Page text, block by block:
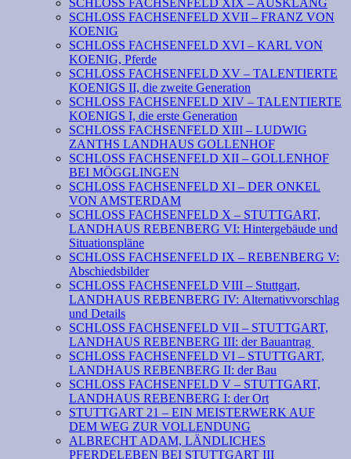
SCHLOSS FACHSENFELD XVII – FRANZ VON
KOENIG
SCHLOSS FACHSENFELD XVI – KARL VON
KOENIG, Pferde
SCHLOSS FACHSENFELD XV – TALENTIERTE
KOENIGS II, die zweite Generation
SCHLOSS FACHSENFELD XIV – TALENTIERTE
KOENIGS I, die erste Generation
SCHLOSS FACHSENFELD XIII – LUDWIG
ZANTHS LANDHAUS GOLLENHOF
SCHLOSS FACHSENFELD XII – GOLLENHOF
BEI MÖGGLINGEN
SCHLOSS FACHSENFELD XI – DER ONKEL
VON AMSTERDAM
SCHLOSS FACHSENFELD X – STUTTGART,
LANDHAUS REBENBERG VI: Hintergebäude und
Situationspläne
SCHLOSS FACHSENFELD IX – REBENBERG V:
Abschiedsbilder
SCHLOSS FACHSENFELD VIII – Stuttgart,
LANDHAUS REBENBERG IV: Alternativvorschlag
und Details
SCHLOSS FACHSENFELD VII – STUTTGART,
LANDHAUS REBENBERG III: der Bauantrag
SCHLOSS FACHSENFELD VI – STUTTGART,
LANDHAUS REBENBERG II: der Bau
SCHLOSS FACHSENFELD V – STUTTGART,
LANDHAUS REBENBERG I: der Ort
STUTTGART 21 – EIN MEISTERWERK AUF
DEM WEG ZUR VOLLENDUNG
ALBRECHT ADAM, LÄNDLICHES
PFERDELEBEN BEI STUTTGART III